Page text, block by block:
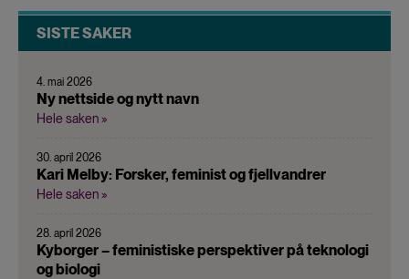
SISTE SAKER
4. mai 2026
Ny nettside og nytt navn
Hele saken »
30. april 2026
Kari Melby: Forsker, feminist og fjellvandrer
Hele saken »
28. april 2026
Kyborger – feministiske perspektiver på teknologi
og biologi